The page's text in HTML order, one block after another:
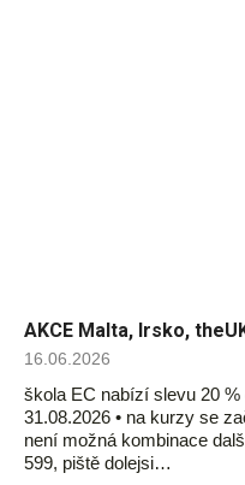
AKCE Malta, Irsko,
16.06.2026
škola EC nabízí slevu 20
31.08.2026 • na kurzy se
není možná kombinace
599, piště dolejsi…